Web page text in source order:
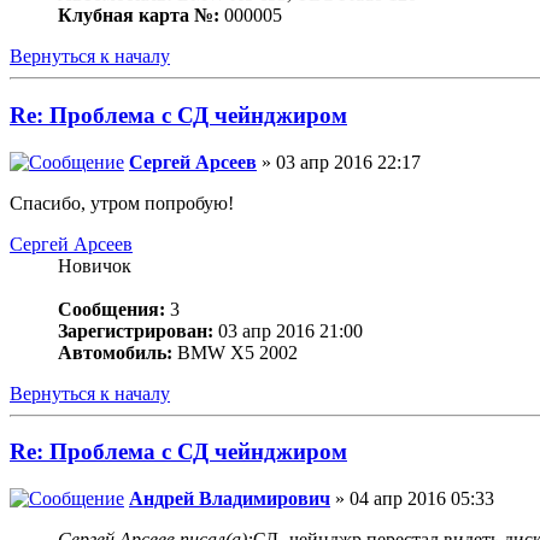
Клубная карта №: 000005
Вернуться к началу
Re: Проблема с СД чейнджиром
Сергей Арсеев » 03 апр 2016 22:17
Спасибо, утром попробую!
Сергей Арсеев
Новичок
Сообщения: 3
Зарегистрирован: 03 апр 2016 21:00
Автомобиль: BMW X5 2002
Вернуться к началу
Re: Проблема с СД чейнджиром
Андрей Владимирович » 04 апр 2016 05:33